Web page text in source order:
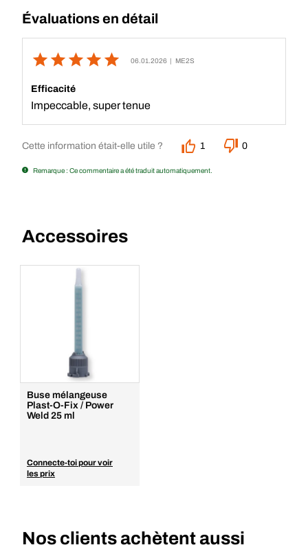
Évaluations en détail
06.01.2026 | ME2S
Efficacité
Impeccable, super tenue
Cette information était-elle utile ? 1 0
Remarque : Ce commentaire a été traduit automatiquement.
Accessoires
Buse mélangeuse
Plast-O-Fix / Power
Weld 25 ml
Connecte-toi pour voir
les prix
Nos clients achètent aussi